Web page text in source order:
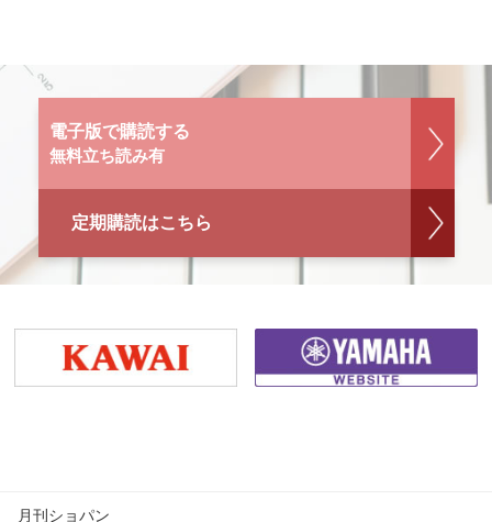
電子版で購読する
無料立ち読み有
定期購読はこちら
月刊ショパン